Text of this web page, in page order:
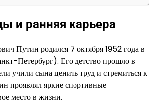
и ранняя карьера
Путин родился 7 октября 1952 года в
Петербург). Его детство прошло в
учили сына ценить труд и стремиться к
проявлял яркие спортивные
место в жизни.